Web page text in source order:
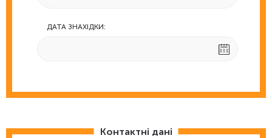
ДАТА ЗНАХІДКИ:
Контактні дані